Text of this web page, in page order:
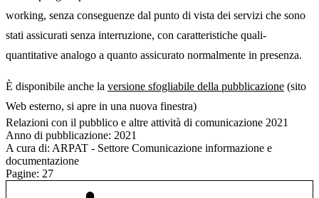
working, senza conseguenze dal punto di vista dei servizi che sono
stati assicurati senza interruzione, con caratteristiche quali-
quantitative analogo a quanto assicurato normalmente in presenza.
È disponibile anche la versione sfogliabile della pubblicazione (sito
Web esterno, si apre in una nuova finestra)
Relazioni con il pubblico e altre attività di comunicazione 2021
Anno di pubblicazione: 2021
A cura di: ARPAT - Settore Comunicazione informazione e
documentazione
Pagine: 27